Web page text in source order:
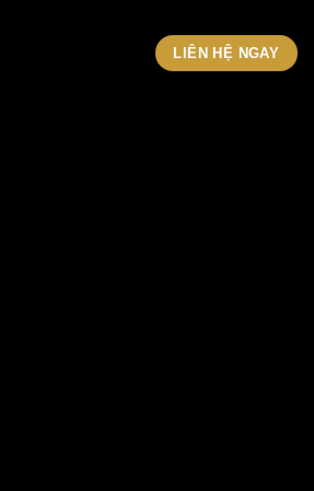
LIÊN HỆ NGAY